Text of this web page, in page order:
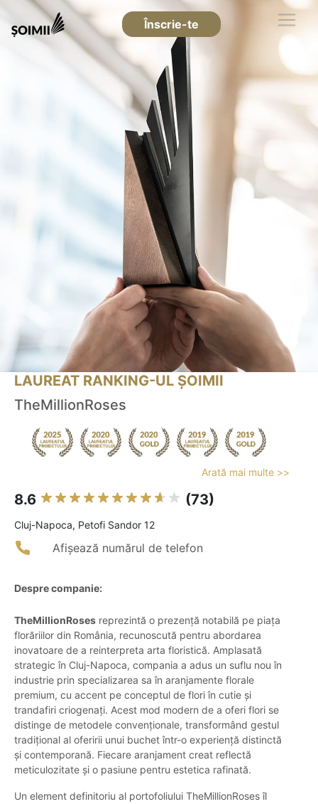
Înscrie-te
LAUREAT RANKING-UL ȘOIMII
TheMillionRoses
Arată mai multe >>
8.6 (73)
Cluj-Napoca, Petofi Sandor 12
Afișează numărul de telefon
Despre companie:
TheMillionRoses reprezintă o prezență notabilă pe piața
florăriilor din România, recunoscută pentru abordarea
inovatoare de a reinterpreta arta floristică. Amplasată
strategic în Cluj-Napoca, compania a adus un suflu nou în
industrie prin specializarea sa în aranjamente florale
premium, cu accent pe conceptul de flori în cutie și
trandafiri criogenați. Acest mod modern de a oferi flori se
distinge de metodele convenționale, transformând gestul
tradițional al oferirii unui buchet într-o experiență distinctă
și contemporană. Fiecare aranjament creat reflectă
meticulozitate și o pasiune pentru estetica rafinată.
Un element definitoriu al portofoliului TheMillionRoses îl